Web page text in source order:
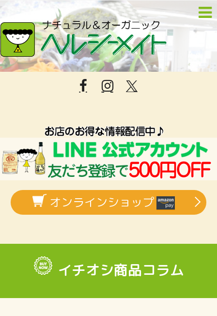
オンラインショップ
イチオシ商品コラム